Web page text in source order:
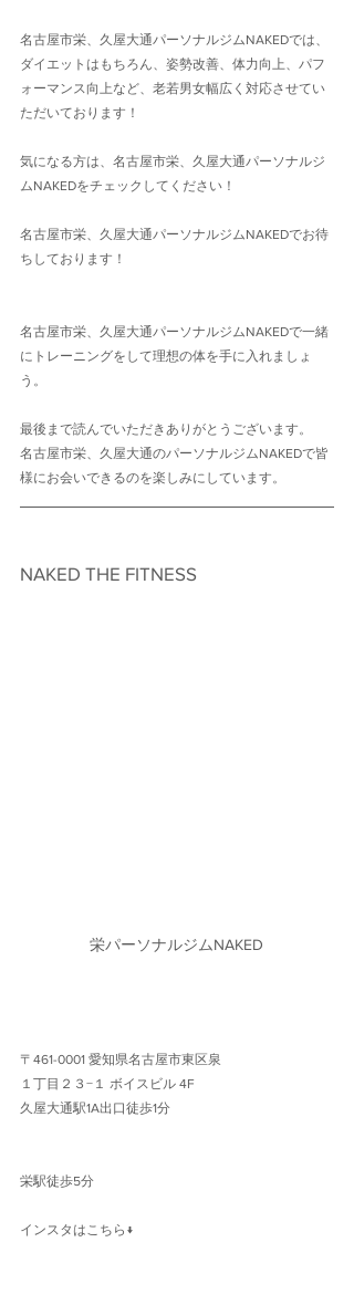
名古屋市栄、久屋大通パーソナルジムNAKEDでは、
ダイエットはもちろん、姿勢改善、体力向上、パフ
ォーマンス向上など、老若男女幅広く対応させてい
ただいております！
気になる方は、名古屋市栄、久屋大通パーソナルジ
ムNAKEDをチェックしてください！
名古屋市栄、久屋大通パーソナルジムNAKEDでお待
ちしております！
名古屋市栄、久屋大通パーソナルジムNAKEDで一緒
にトレーニングをして理想の体を手に入れましょ
う。
最後まで読んでいただきありがとうございます。
名古屋市栄、久屋大通のパーソナルジムNAKEDで皆
様にお会いできるのを楽しみにしています。
NAKED THE FITNESS
栄パーソナルジムNAKED
〒461-0001 愛知県名古屋市東区泉
１丁目２３−１ ボイスビル 4F
久屋大通駅1A出口徒歩1分
栄駅徒歩5分
インスタはこちら↓